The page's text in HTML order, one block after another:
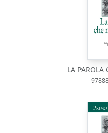
LA PAROLA